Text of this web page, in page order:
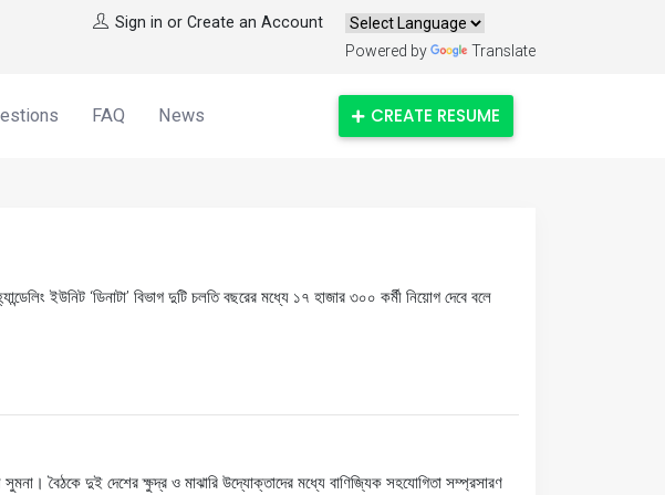
Sign in or Create an Account
Powered by Translate
FAQ News CREATE RESUME
ইউনিট ‘ডিনাটা’ বিভাগ দুটি চলতি বছরের মধ্যে ১৭ হাজার ৩০০ কর্মী নিয়োগ দেবে বলে
সুমনা। বৈঠকে দুই দেশের ক্ষুদ্র ও মাঝারি উদ্যোক্তাদের মধ্যে বাণিজ্যিক সহযোগিতা সম্প্রসারণ